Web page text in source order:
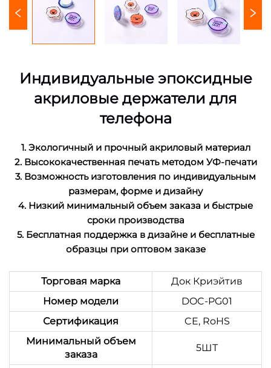
Индивидуальные эпоксидные
акриловые держатели для
телефона
1. Экологичный и прочный акриловый материал
2. Высококачественная печать методом УФ-печати
3. Возможность изготовления по индивидуальным
размерам, форме и дизайну
4. Низкий минимальный объем заказа и быстрые
сроки производства
5. Бесплатная поддержка в дизайне и бесплатные
образцы при оптовом заказе
Торговая марка
Док Криэйтив
Номер модели
DOC-PG01
Сертификация
CE, RoHS
Минимальный объем
заказа
5ШТ